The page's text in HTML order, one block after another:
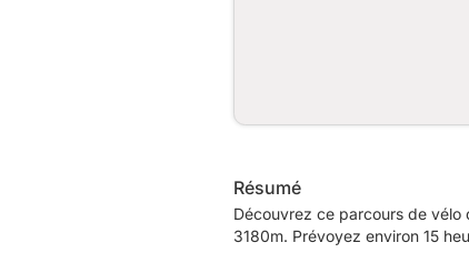
Résumé
Découvrez ce parcours de vélo
3180m. Prévoyez environ 15